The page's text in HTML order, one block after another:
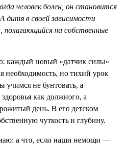
человек болен, он становится
дитя в своей зависимости
полагающийся на собственные
каждый новый «датчик силы»
необходимость, но тихий урок
учимся не бунтовать, а
как должного, а
день. В его детском
чуткость и глубину.
а что, если наши немощи —